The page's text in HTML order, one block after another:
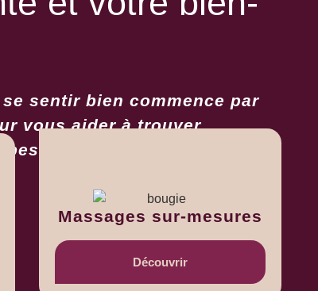
sentir bien commence par
vous aider à trouver
»
Massages sur-mesures
Découvrir